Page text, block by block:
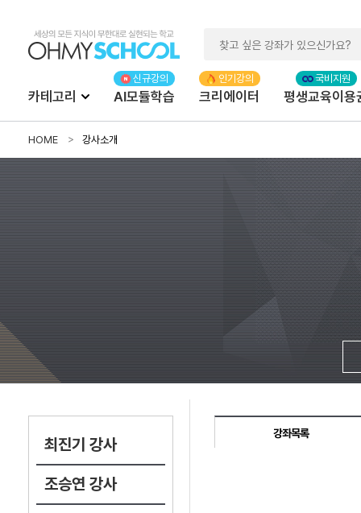
카테고리 AI모듈학습 크리에이터 평생교육이용
HOME 강사소개
최진기 강사
조승연 강사
강좌목록